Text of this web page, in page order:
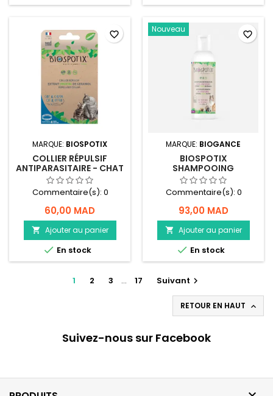
MARQUE: BIOSPOTIX
COLLIER RÉPULSIF
ANTIPARASITAIRE - CHAT
ET CHATON - BIOSPOTIX
Commentaire(s): 0
60,00 MAD
 Ajouter au panier
 En stock
favorite_border Nouveau
MARQUE: BIOGANCE
BIOSPOTIX
SHAMPOOING
ANTIPARASITAIRE CHIEN
250ML
Commentaire(s): 0
93,00 MAD
 Ajouter au panier
 En stock
favorite_border
1 2 3 … 17 Suivant 
RETOUR EN HAUT 
Suivez-nous sur Facebook